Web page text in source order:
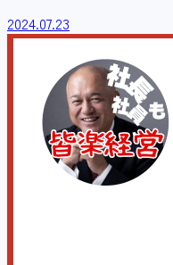
2024.07.23